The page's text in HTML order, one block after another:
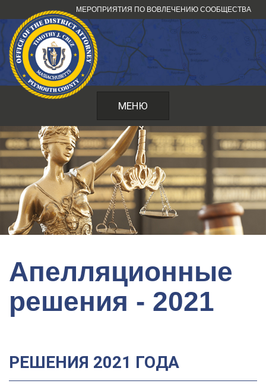
к
содержанию
МЕРОПРИЯТИЯ ПО ВОВЛЕЧЕНИЮ СООБЩЕСТВА
МЕНЮ
Апелляционные
решения - 2021
РЕШЕНИЯ 2021 ГОДА